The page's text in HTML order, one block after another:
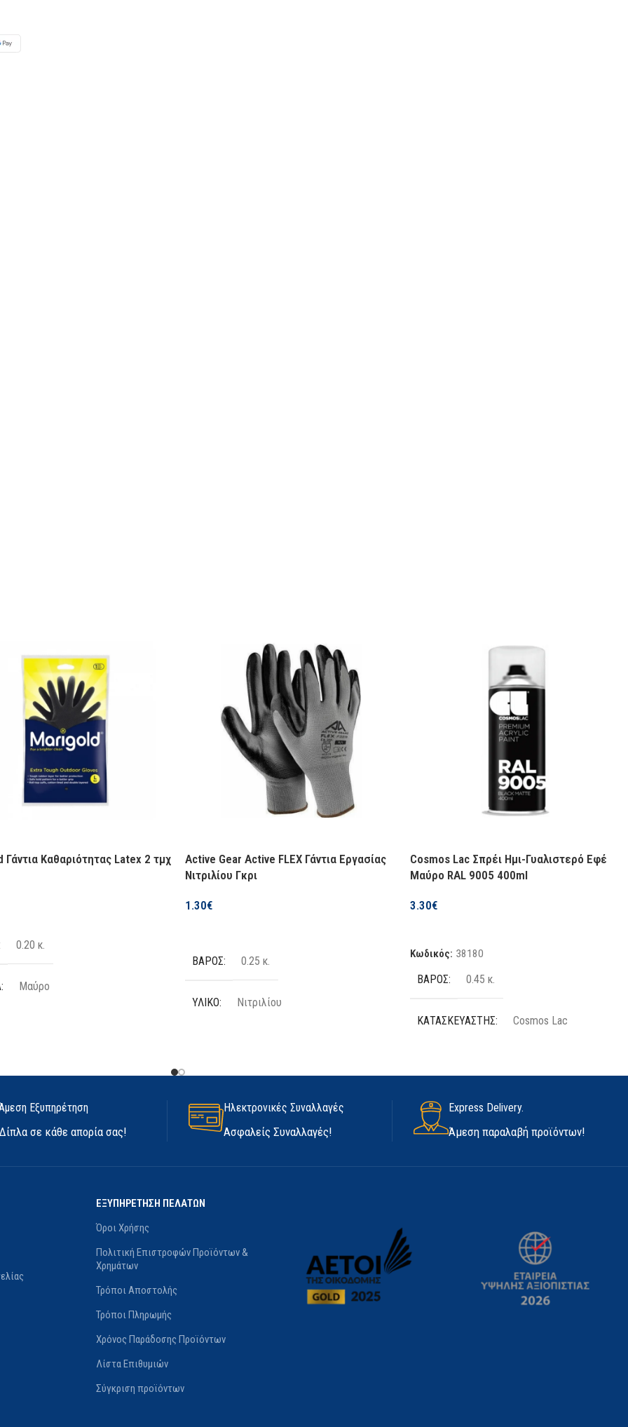
Γάντια Καθαριότητας Latex 2 τμχ
0.20 κ.
Μαύρο
Medium,Large
Active Gear Active FLEX Γάντια Εργασίας
Νιτριλίου Γκρι
1.30€
ΒΆΡΟΣ 0.25 κ.
ΥΛΙΚΌ Νιτριλίου
ΑΔΙΆΒΡΟΧΑ Όχι
ΨΎΧΟΥΣ Όχι
ΚΑΤΑΣΚΕΥΑΣΤΉΣ
ΜΈΓΕΘΟΣ
Cosmos Lac Σπρέι Ημι-Γυαλιστερό Εφέ
Μαύρο RAL 9005 400ml
3.30€
Κωδικός: 38180
ΒΆΡΟΣ 0.45 κ.
ΚΑΤΑΣΚΕΥΑΣΤΉΣ Cosmos Lac
ΧΡΏΜΑ Μαύρο
Εξυπηρέτηση
Δίπλα σε κάθε απορία σας!
Ηλεκτρονικές Συναλλαγές
Ασφαλείς Συναλλαγές!
Express Delivery.
Άμεση παραλαβή προϊόντων!
ΕΞΥΠΗΡΕΤΗΣΗ ΠΕΛΑΤΩΝ
Όροι Χρήσης
Πολιτική Επιστροφών Προϊόντων &
Χρημάτων
Τρόποι Αποστολής
Τρόποι Πληρωμής
Χρόνος Παράδοσης Προϊόντων
Λίστα Επιθυμιών
Σύγκριση προϊόντων